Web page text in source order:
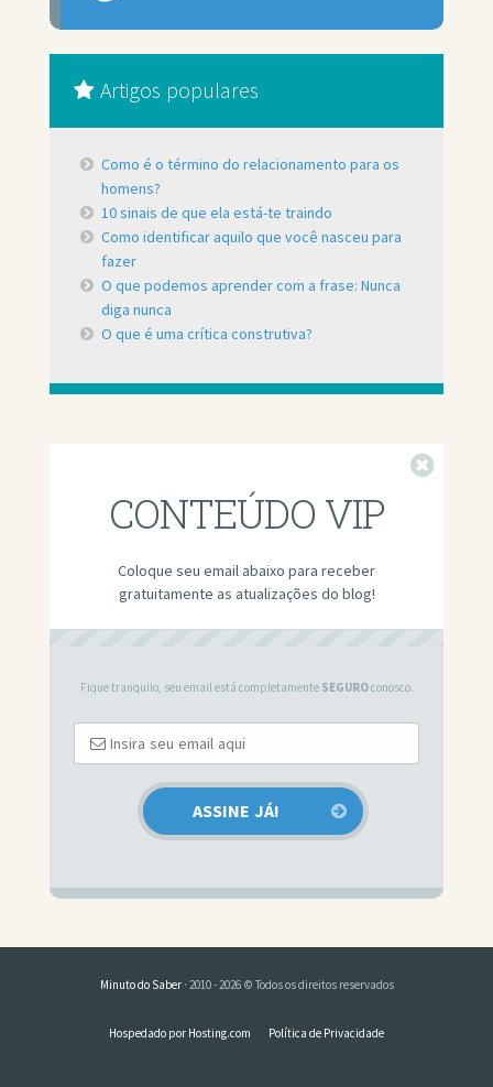
Artigos populares
Como é o término do relacionamento para os
homens?
10 sinais de que ela está-te traindo
Como identificar aquilo que você nasceu para
fazer
O que podemos aprender com a frase: Nunca
diga nunca
O que é uma crítica construtiva?
CONTEÚDO VIP
Coloque seu email abaixo para receber
gratuitamente as atualizações do blog!
Fique tranquilo, seu email está completamente SEGUROconosco.
Minuto do Saber· 2010 - 2026 © Todos os direitos reservados
Hospedado por Hosting.com Política de Privacidade